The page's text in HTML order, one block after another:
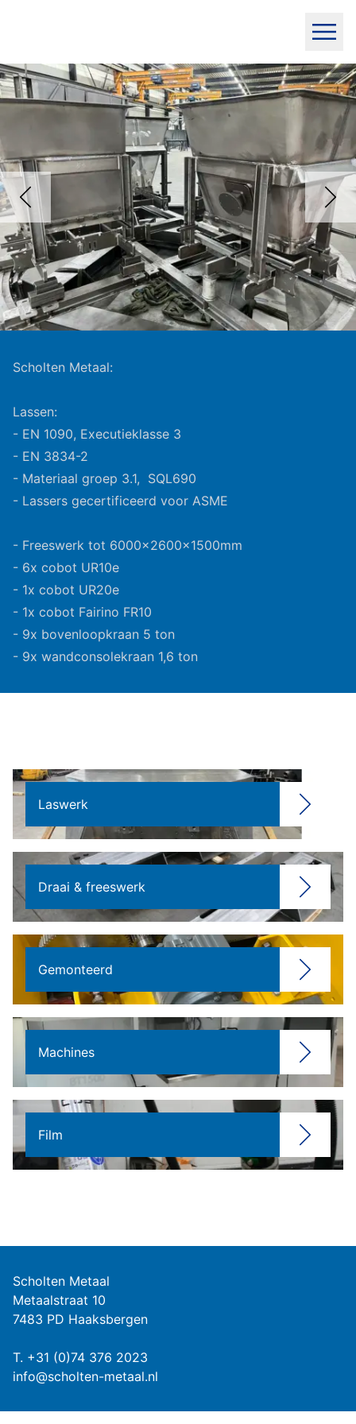
Scholten Metaal:
Lassen:
- EN 1090, Executieklasse 3
- EN 3834-2
- Materiaal groep 3.1, SQL690
- Lassers gecertificeerd voor ASME
- Freeswerk tot 6000x2600x1500mm
- 6x cobot UR10e
- 1x cobot UR20e
- 1x cobot Fairino FR10
- 9x bovenloopkraan 5 ton
- 9x wandconsolekraan 1,6 ton
Laswerk
Draai & freeswerk
Gemonteerd
Machines
Film
Scholten Metaal
Metaalstraat 10
7483 PD Haaksbergen
T. +31 (0)74 376 2023
info@scholten-metaal.nl